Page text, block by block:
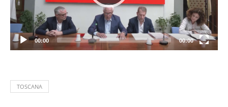
00:00 00:00
TOSCANA